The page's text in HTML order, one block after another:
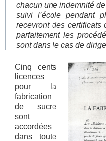
chacun une indemnité
suivi l’école pendant
recevront des certificats
parfaitement les
sont dans le cas de
Cinq cents
licences
pour la
fabrication
de sucre
sont
accordées
dans toute